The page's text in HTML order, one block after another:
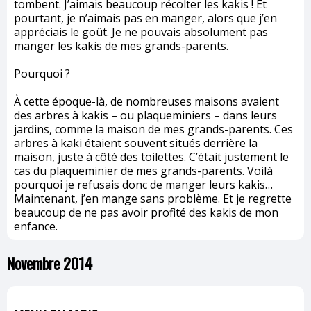
tombent. J’aimais beaucoup récolter les kakis ! Et
pourtant, je n’aimais pas en manger, alors que j’en
appréciais le goût. Je ne pouvais absolument pas
manger les kakis de mes grands-parents.
Pourquoi ?
À cette époque-là, de nombreuses maisons avaient
des arbres à kakis – ou plaqueminiers – dans leurs
jardins, comme la maison de mes grands-parents. Ces
arbres à kaki étaient souvent situés derrière la
maison, juste à côté des toilettes. C’était justement le
cas du plaqueminier de mes grands-parents. Voilà
pourquoi je refusais donc de manger leurs kakis…
Maintenant, j’en mange sans problème. Et je regrette
beaucoup de ne pas avoir profité des kakis de mon
enfance.
Novembre 2014